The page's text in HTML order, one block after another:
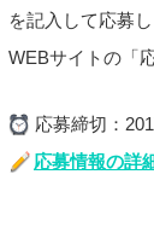
を記入して応募
WEBサイトの「
応募締切：
応募情報の詳